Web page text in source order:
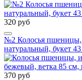
320 руб
№2 Колосья пшеницы,
натуральный, букет
370 руб